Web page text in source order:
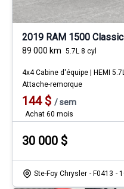
2019 RAM 1500
89 000 km 5.7L 8 cyl
4x4 Cabine d'équipe | HEMI
Attache-remorque
144$ /sem
Achat 60 mois
30 000 $
Ste-Foy Chrysler - F0413 -